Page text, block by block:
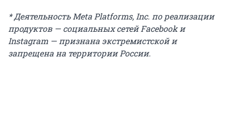
* Деятельность Meta Platforms, Inc. по реализации
продуктов — социальных сетей Facebook и
Instagram — признана экстремистской и
запрещена на территории России.